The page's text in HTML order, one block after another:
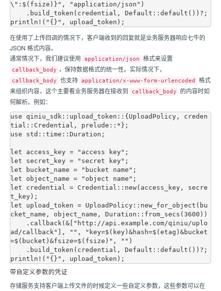
\":$(fsize)}", "application/json")
在使用了上传回调的情况下，客户端收到的回复就是业务服务器响应七牛的
JSON 格式内容。
通常情况下，我们建议使用
application/json 格式来设置
callback_body ，保持数据格式的统一性。实际情况下，
callback_body 也支持 application/x-www-form-urlencoded
格式
来组织内容，这个主要看业务服务器在接收到
callback_body
的内容时如
何解析。例如：
use qiniu_sdk::upload_token::{UploadPolicy, creden
tial::Credential, prelude::*};
use std::time::Duration;
let access_key = "access key";
let secret_key = "secret key";
let bucket_name = "bucket name";
let object_name = "object name";
let credential = Credential::new(access_key, secre
t_key);
let upload_token = UploadPolicy::new_for_object(bu
cket_name, object_name, Duration::from_secs(3600))
ad/callback"], "", "key=$(key)&hash=$(etag)&bucket
=$(bucket)&fsize=$(fsize)", "")
带自定义参数的凭证
存储服务支持客户端上传文件的时候定义一些自定义参数，这些参数可以在